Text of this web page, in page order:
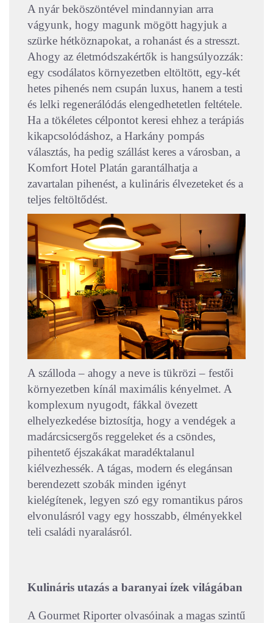
A nyár beköszöntével mindannyian arra
vágyunk, hogy magunk mögött hagyjuk a
szürke hétköznapokat, a rohanást és a stresszt.
Ahogy az életmódszakértők is hangsúlyozzák:
egy csodálatos környezetben eltöltött, egy-két
hetes pihenés nem csupán luxus, hanem a testi
és lelki regenerálódás elengedhetetlen feltétele.
Ha a tökéletes célpontot keresi ehhez a terápiás
kikapcsolódáshoz, a Harkány pompás
választás, ha pedig szállást keres a városban, a
Komfort Hotel Platán garantálhatja a
zavartalan pihenést, a kulináris élvezeteket és a
teljes feltöltődést.
A szálloda – ahogy a neve is tükrözi – festői
környezetben kínál maximális kényelmet. A
komplexum nyugodt, fákkal övezett
elhelyezkedése biztosítja, hogy a vendégek a
madárcsicsergős reggeleket és a csöndes,
pihentető éjszakákat maradéktalanul
kiélvezhessék. A tágas, modern és elegánsan
berendezett szobák minden igényt
kielégítenek, legyen szó egy romantikus páros
elvonulásról vagy egy hosszabb, élményekkel
teli családi nyaralásról.
Kulináris utazás a baranyai ízek világában
A Gourmet Riporter olvasóinak a magas szintű